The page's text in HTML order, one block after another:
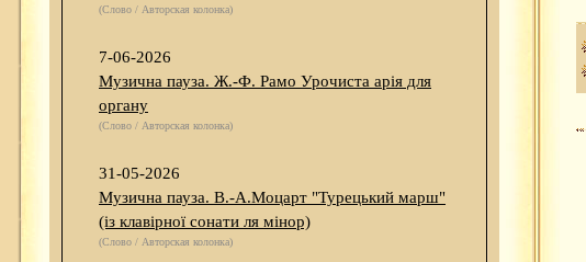
(Слово / Авторская колонка)
7-06-2026
Музична пауза. Ж.-Ф. Рамо Урочиста арія для
органу
(Слово / Авторская колонка)
31-05-2026
Музична пауза. В.-А.Моцарт "Турецький марш"
(із клавірної сонати ля мінор)
(Слово / Авторская колонка)